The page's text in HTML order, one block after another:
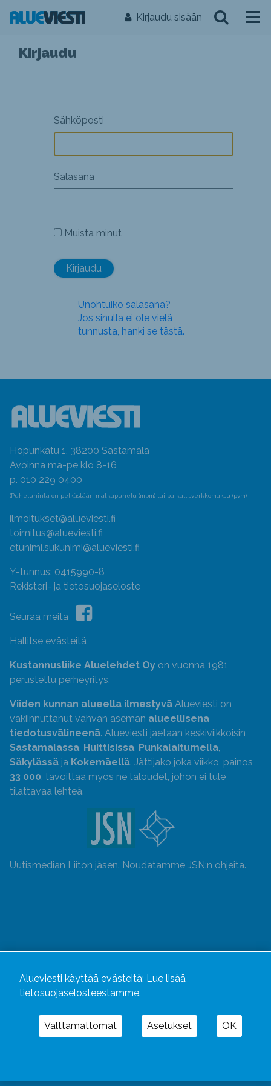
Kirjaudu sisään
Kirjaudu
Sähköposti
Salasana
Muista minut
Unohtuiko salasana?
Jos sinulla ei ole vielä
tunnusta, hanki se tästä.
Hopunkatu 1, 38200 Sastamala
Avoinna ma-pe klo 8-16
p. 010 229 0400
(Puheluhinta on pelkästään matkapuhelu (mpm) tai paikallisverkkomaksu (pvm)
ilmoitukset@alueviesti.fi
toimitus@alueviesti.fi
etunimi.sukunimi@alueviesti.fi
Y-tunnus: 0415990-8
Rekisteri- ja tietosuojaseloste
Seuraa meitä
Hallitse evästeitä
Kustannusliike Aluelehdet Oy on vuonna 1981
perustettu perheyritys.
Viiden kunnan alueella ilmestyvä Alueviesti on
vakiinnuttanut vahvan aseman alueellisena
tiedotusvälineenä. Alueviesti jaetaan keskiviikkoisin
Sastamalassa, Huittisissa, Punkalaitumella,
Säkylässä ja Kokemäellä. Jättijako joka viikko, painos
33 000, tavoittaa myös ne taloudet, johon ei tule
tilattavaa lehteä.
Uutismedian Liiton jäsen. Noudatamme JSN:n ohjeita.
Alueviestijaalueviesti.fiovat osa Kustannusliike
Alueviesti käyttää evästeitä: Lue lisää
tietosuojaselosteestamme.
Välttämättömät Asetukset OK